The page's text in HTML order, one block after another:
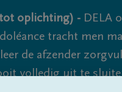
oplichting) - DELA
tracht men
de afzender
volledig uit te